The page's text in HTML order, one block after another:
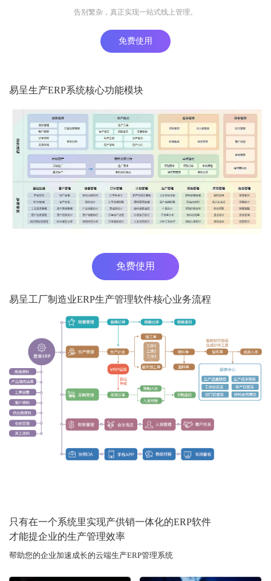
告别繁杂，真正实现一站式线上管理。
免费使用
易呈生产ERP系统核心功能模块
免费使用
易呈工厂制造业ERP生产管理软件核心业务流程
只有在一个系统里实现产供销一体化的ERP软件
才能提企业的生产管理效率
帮助您的企业加速成长的云端生产ERP管理系统